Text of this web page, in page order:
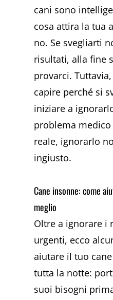
cani sono
cosa attira la tua
no. Se svegliarti
risultati, alla fine
provarci.
capire perché si
iniziare a
problema
reale, ignorarlo
ingiusto.
Cane insonne: come
meglio
Oltre a ignorare i
urgenti, ecco
aiutare il tuo
tutta la notte:
suoi bisogni